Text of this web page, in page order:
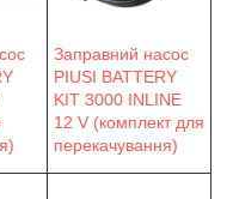
Заправний насос
PIUSI BATTERY
KIT 3000 INLINE
12 V (комплект для
перекачування)